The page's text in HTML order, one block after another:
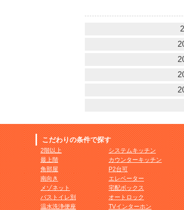
こだわりの条件で探す
2階以上
最上階
角部屋
南向き
メゾネット
バストイレ別
温水洗浄便座
システムキッチン
カウンターキッチン
P2台可
エレベーター
宅配ボックス
オートロック
TVインターホン